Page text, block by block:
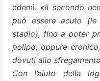
edemi. «Il secondo
può essere acuto
stadio), fino a poter
polipo, oppure
dovuti allo
Con l’aiuto della